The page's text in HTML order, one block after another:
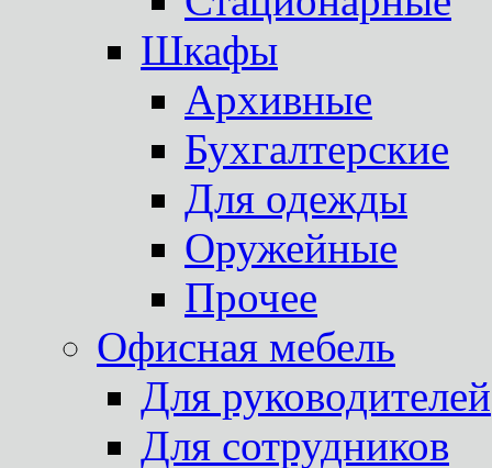
Шкафы
Архивные
Бухгалтерские
Для одежды
Оружейные
Прочее
Офисная мебель
Для руководителей
Для сотрудников